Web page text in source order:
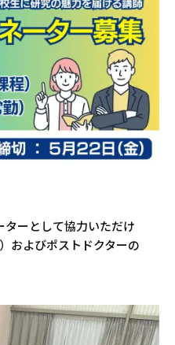
ーとして協力いただけ
およびポストドクターの